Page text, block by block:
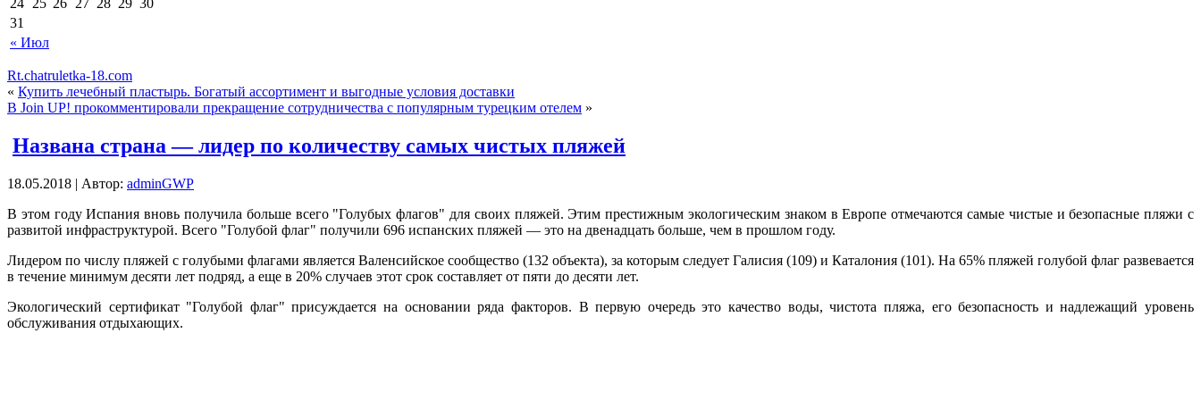
« Июл
31
Rt.chatruletka-18.com
« Купить лечебный пластырь. Богатый ассортимент и выгодные условия доставки
В Join UP! прокомментировали прекращение сотрудничества с популярным турецким отелем »
Названа страна — лидер по количеству самых чистых пляжей
18.05.2018 | Автор: adminGWP
В этoм году Испания вновь получила больше всего "Голубых флагов" для своих пляжей. Этим престижным экологическим знаком в Европе отмечаются самые чистые и безопасные пляжи с
развитой инфраструктурой. Всего "Голубой флаг" получили 696 испанских пляжей — это на двенадцать больше, чем в прошлом году.
Лидером по числу пляжей с голубыми флагами является Валенсийское сообщество (132 объекта), за которым следует Галисия (109) и Каталония (101). На 65% пляжей голубой флаг развевается
в течение минимум десяти лет подряд, а еще в 20% случаев этот срок составляет от пяти до десяти лет.
Экологический сертификат "Голубой флаг" присуждается на основании ряда факторов. В первую очередь это качество воды, чистота пляжа, его безопасность и надлежащий уровень
обслуживания отдыхающих.